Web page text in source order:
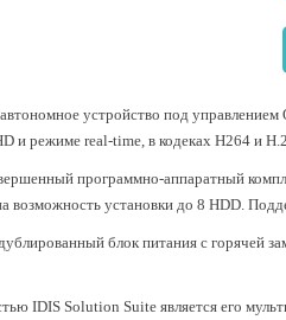
устройство под
и режиме real-time, в кодеках H264 и
программно-аппаратный
возможность установки до 8 HDD.
блок питания с горячей
IDIS Solution Suite является его